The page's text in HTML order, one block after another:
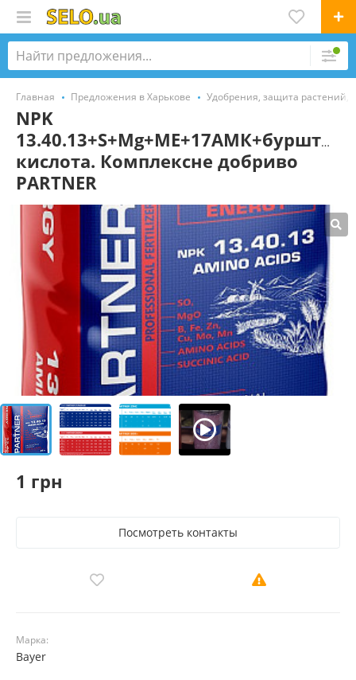
Главная Предложения в Харькове Удобрения, защита растений,
NPK
кислота. Комплексне добриво
PARTNER
1 грн
Посмотреть контакты
Марка:
Bayer